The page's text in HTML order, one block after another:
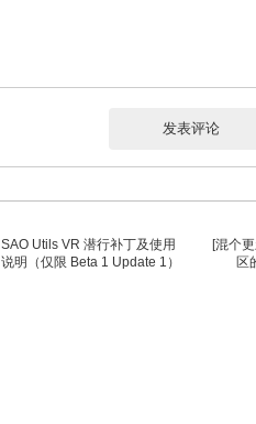
SAO Utils VR 潜行补丁及使用
说明（仅限 Beta 1 Update 1）
[混个
区